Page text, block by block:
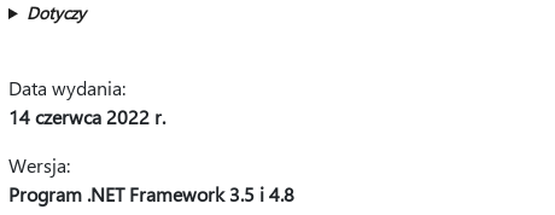
Dotyczy
Data wydania:
14 czerwca 2022 r.
Wersja:
Program .NET Framework 3.5 i 4.8